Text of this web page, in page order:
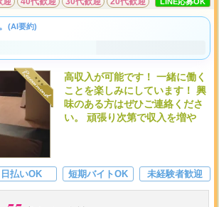
(AI要約)
高収入が可能です！ 一緒に働く
ことを楽しみにしています！ 興
味のある方はぜひご連絡くださ
い。 頑張り次第で収入を増や
日払いOK 短期バイトOK 未経験者歓迎